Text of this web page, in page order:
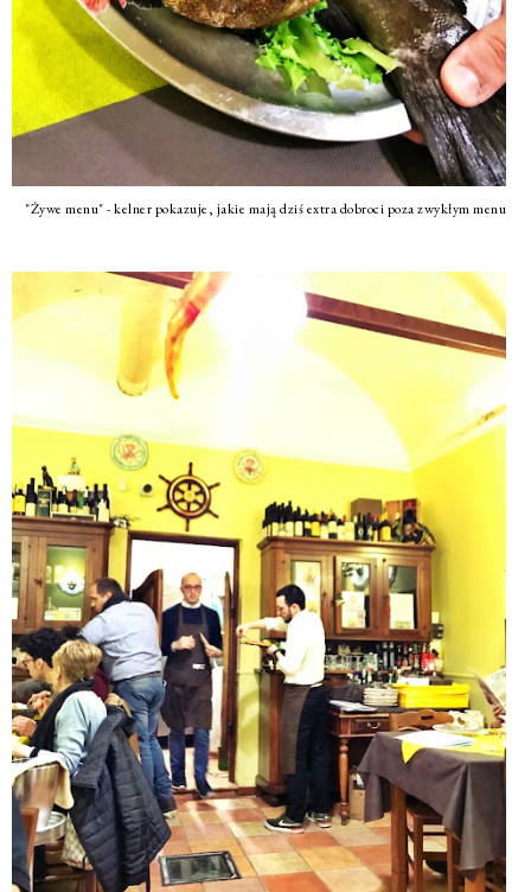
"Żywe menu" - kelner pokazuje, jakie mają dziś extra dobroci poza zwykłym menu